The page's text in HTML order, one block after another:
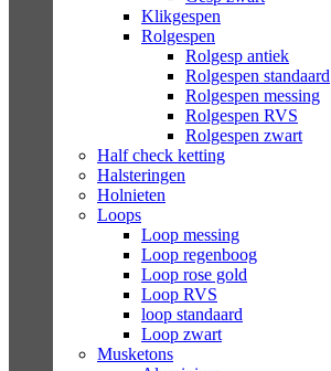
Klikgespen
Rolgespen
Rolgesp antiek
Rolgespen standaard
Rolgespen messing
Rolgespen RVS
Rolgespen zwart
Half check ketting
Halsteringen
Holnieten
Loops
Loop messing
Loop regenboog
Loop rose gold
Loop RVS
loop standaard
Loop zwart
Musketons